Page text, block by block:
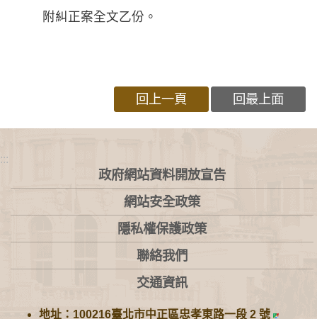
附糾正案全文乙份。
回上一頁 回最上面
:::
政府網站資料開放宣告
網站安全政策
隱私權保護政策
聯絡我們
交通資訊
地址：100216臺北市中正區忠孝東路一段 2 號